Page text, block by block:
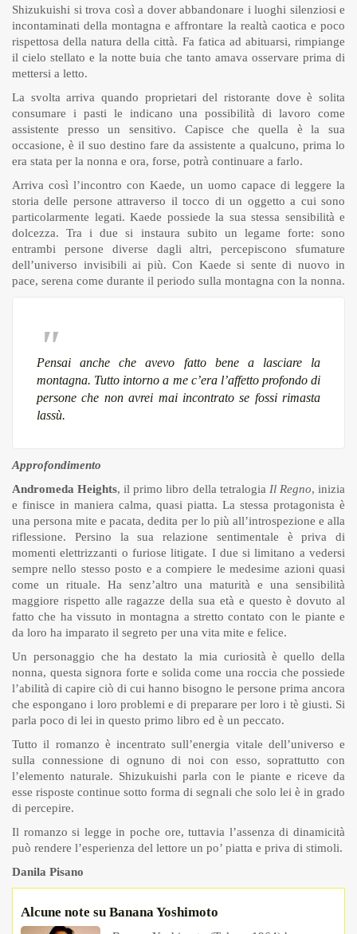
Shizukuishi si trova così a dover abbandonare i luoghi silenziosi e
incontaminati della montagna e affrontare la realtà caotica e poco
rispettosa della natura della città. Fa fatica ad abituarsi, rimpiange
il cielo stellato e la notte buia che tanto amava osservare prima di
mettersi a letto.
La svolta arriva quando proprietari del ristorante dove è solita
consumare i pasti le indicano una possibilità di lavoro come
assistente presso un sensitivo. Capisce che quella è la sua
occasione, è il suo destino fare da assistente a qualcuno, prima lo
era stata per la nonna e ora, forse, potrà continuare a farlo.
Arriva così l’incontro con Kaede, un uomo capace di leggere la
storia delle persone attraverso il tocco di un oggetto a cui sono
particolarmente legati. Kaede possiede la sua stessa sensibilità e
dolcezza. Tra i due si instaura subito un legame forte: sono
entrambi persone diverse dagli altri, percepiscono sfumature
dell’universo invisibili ai più. Con Kaede si sente di nuovo in
pace, serena come durante il periodo sulla montagna con la nonna.
Pensai anche che avevo fatto bene a lasciare la
montagna. Tutto intorno a me c’era l’affetto profondo di
persone che non avrei mai incontrato se fossi rimasta
lassù.
Approfondimento
Andromeda Heights, il primo libro della tetralogia Il Regno, inizia
e finisce in maniera calma, quasi piatta. La stessa protagonista è
una persona mite e pacata, dedita per lo più all’introspezione e alla
riflessione. Persino la sua relazione sentimentale è priva di
momenti elettrizzanti o furiose litigate. I due si limitano a vedersi
sempre nello stesso posto e a compiere le medesime azioni quasi
come un rituale. Ha senz’altro una maturità e una sensibilità
maggiore rispetto alle ragazze della sua età e questo è dovuto al
fatto che ha vissuto in montagna a stretto contato con le piante e
da loro ha imparato il segreto per una vita mite e felice.
Un personaggio che ha destato la mia curiosità è quello della
nonna, questa signora forte e solida come una roccia che possiede
l’abilità di capire ciò di cui hanno bisogno le persone prima ancora
che espongano i loro problemi e di preparare per loro i tè giusti. Si
parla poco di lei in questo primo libro ed è un peccato.
Tutto il romanzo è incentrato sull’energia vitale dell’universo e
sulla connessione di ognuno di noi con esso, soprattutto con
l’elemento naturale. Shizukuishi parla con le piante e riceve da
esse risposte continue sotto forma di segnali che solo lei è in grado
di percepire.
Il romanzo si legge in poche ore, tuttavia l’assenza di dinamicità
può rendere l’esperienza del lettore un po’ piatta e priva di stimoli.
Danila Pisano
Alcune note su Banana Yoshimoto